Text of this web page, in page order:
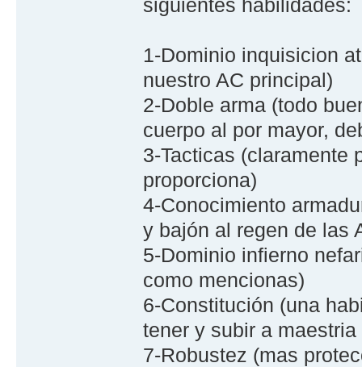
siguientes habilidades:
1-Dominio inquisicion
nuestro AC principal)
2-Doble arma (todo
cuerpo al por mayor,
3-Tacticas (claramente
proporciona)
4-Conocimiento
y bajón al regen de las
5-Dominio infierno
como mencionas)
6-Constitución (una
tener y subir a
7-Robustez (mas